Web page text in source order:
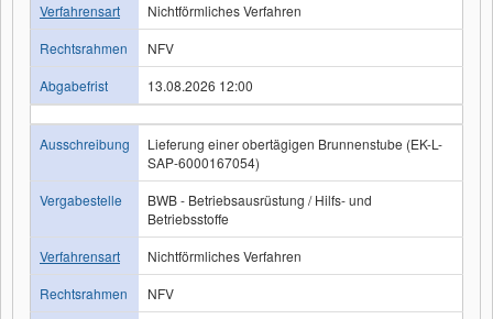
Verfahrensart
Nichtförmliches Verfahren
Rechtsrahmen
NFV
Abgabefrist
13.08.2026 12:00
Ausschreibung
Lieferung einer obertägigen Brunnenstube (EK-L-
SAP-6000167054)
Vergabestelle
BWB - Betriebsausrüstung / Hilfs- und
Betriebsstoffe
Verfahrensart
Nichtförmliches Verfahren
Rechtsrahmen
NFV